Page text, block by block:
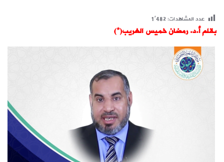
عدد المشاهدات:1٬482
بقلم أ.د. رمضان خميس الغريب(*)